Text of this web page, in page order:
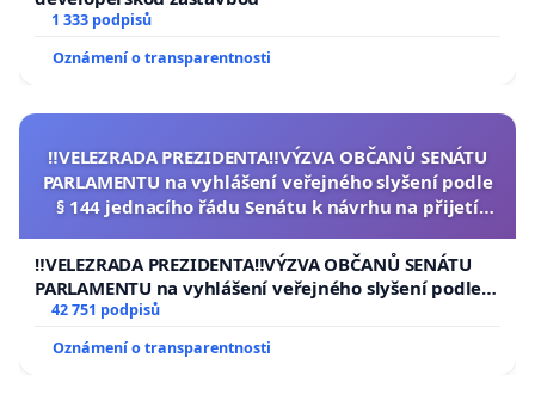
1 333 podpisů
Oznámení o transparentnosti
‼️VELEZRADA PREZIDENTA‼️VÝZVA OBČANŮ SENÁTU
PARLAMENTU na vyhlášení veřejného slyšení podle
§ 144 jednacího řádu Senátu k návrhu na přijetí
republiky
‼️VELEZRADA PREZIDENTA‼️VÝZVA OBČANŮ SENÁTU
PARLAMENTU na vyhlášení veřejného slyšení podle §
144 jednacího řádu Senátu k návrhu na přijetí
republiky
42 751 podpisů
Oznámení o transparentnosti